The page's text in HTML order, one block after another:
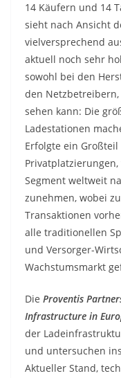
14 Käufern und 14
sieht nach Ansicht
vielversprechend
aktuell noch sehr
sowohl bei den
den
sehen kann: Die
Ladestationen
Erfolgte ein
Segment weltweit
zunehmen, wobei
Transaktionen
alle traditionellen
und Versorger-
Wachstumsmarkt
Die Proventis
Infrastructure in
der
und untersuchen
Aktueller Stand,